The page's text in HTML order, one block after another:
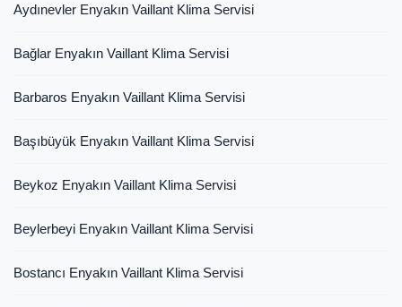
Aydınevler Enyakın Vaillant Klima Servisi
Bağlar Enyakın Vaillant Klima Servisi
Barbaros Enyakın Vaillant Klima Servisi
Başıbüyük Enyakın Vaillant Klima Servisi
Beykoz Enyakın Vaillant Klima Servisi
Beylerbeyi Enyakın Vaillant Klima Servisi
Bostancı Enyakın Vaillant Klima Servisi